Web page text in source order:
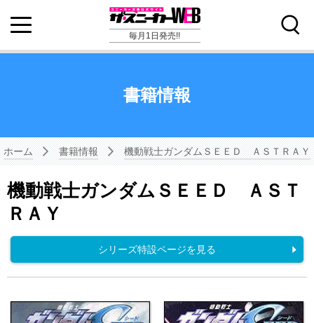
毎月1日発売!!
書籍情報
ホーム 書籍情報 機動戦士ガンダムＳＥＥＤ ＡＳＴＲＡＹ
機動戦士ガンダムＳＥＥＤ ＡＳＴ
ＲＡＹ
シリーズ特設ページを見る